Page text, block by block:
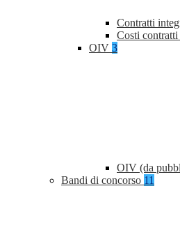
Contratti
Costi
OIV 3
OIV (da
Bandi di concorso 11